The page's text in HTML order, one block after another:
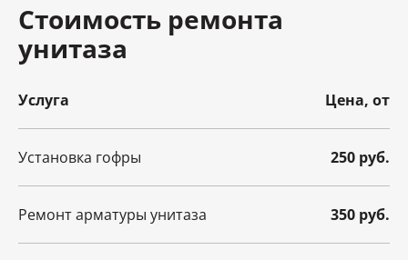
Стоимость ремонта
унитаза
Услуга Цена, от
Установка гофры 250 руб.
Ремонт арматуры унитаза 350 руб.